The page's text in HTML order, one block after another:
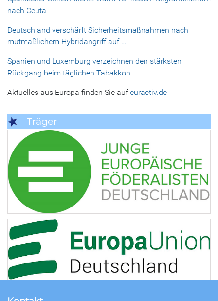
nach Ceuta
Deutschland verschärft Sicherheitsmaßnahmen nach
mutmaßlichem Hybridangriff auf …
Spanien und Luxemburg verzeichnen den stärksten
Rückgang beim täglichen Tabakkon…
Aktuelles aus Europa finden Sie aufeuractiv.de
Träger